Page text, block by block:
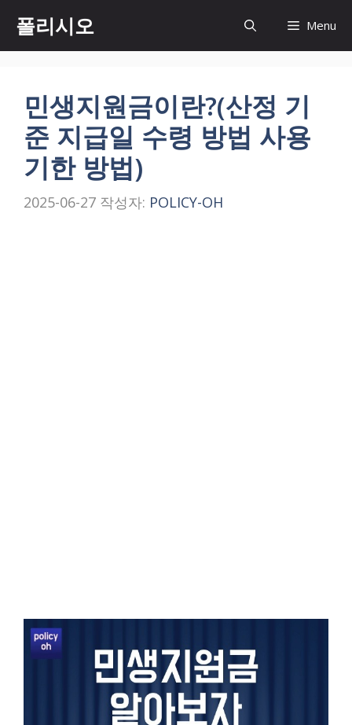
츠
폴리시오 Menu
민생지원금이란?(산정 기
준 지급일 수령 방법 사용
기한 방법)
2025-06-27 작성자: POLICY-OH